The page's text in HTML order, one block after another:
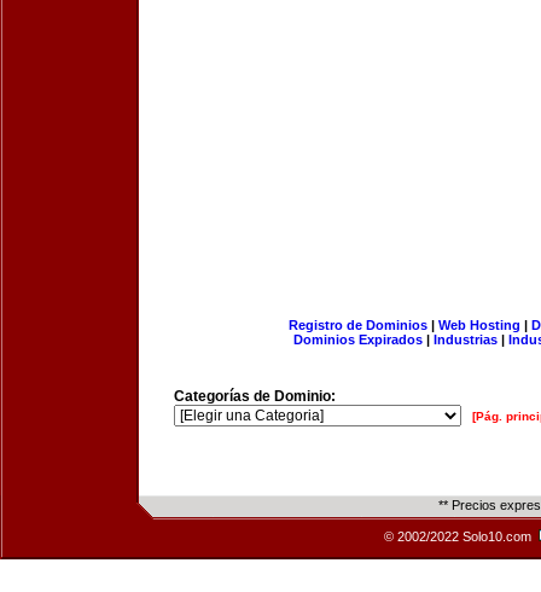
Registro de Dominios| Web Hosting |
Dominios Expirados | Industrias |
Categorías de Dominio:
[Pág.
** Precios
© 2002/2022 Solo10.com